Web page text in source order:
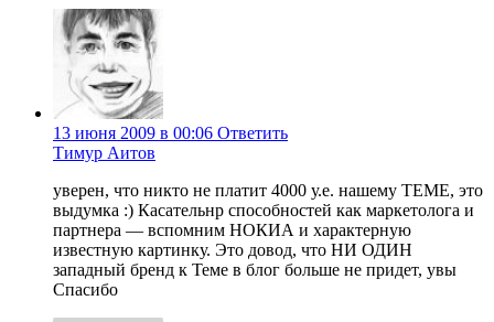
13 июня 2009 в 00:06 Ответить
Тимур Аитов
уверен, что никто не платит 4000 у.е. нашему ТЕМЕ, это
выдумка :) Касательнр способностей как маркетолога и
партнера — вспомним НОКИА и характерную
известную картинку. Это довод, что НИ ОДИН
западный бренд к Теме в блог больше не придет, увы
Спасибо